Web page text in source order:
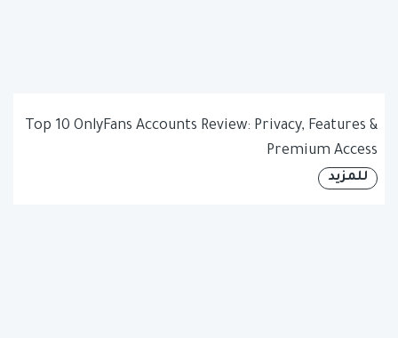
Top 10 OnlyFans Accounts Review: Privacy, Features &
Premium Access
للمزيد